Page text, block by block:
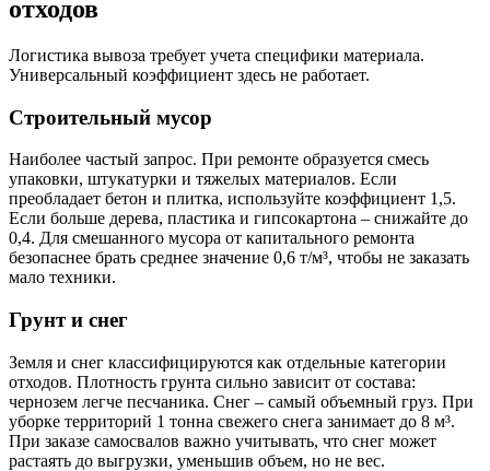
отходов
Логистика вывоза требует учета специфики материала.
Универсальный коэффициент здесь не работает.
Строительный мусор
Наиболее частый запрос. При ремонте образуется смесь
упаковки, штукатурки и тяжелых материалов. Если
преобладает бетон и плитка, используйте коэффициент 1,5.
Если больше дерева, пластика и гипсокартона – снижайте до
0,4. Для смешанного мусора от капитального ремонта
безопаснее брать среднее значение 0,6 т/м³, чтобы не заказать
мало техники.
Грунт и снег
Земля и снег классифицируются как отдельные категории
отходов. Плотность грунта сильно зависит от состава:
чернозем легче песчаника. Снег – самый объемный груз. При
уборке территорий 1 тонна свежего снега занимает до 8 м³.
При заказе самосвалов важно учитывать, что снег может
растаять до выгрузки, уменьшив объем, но не вес.